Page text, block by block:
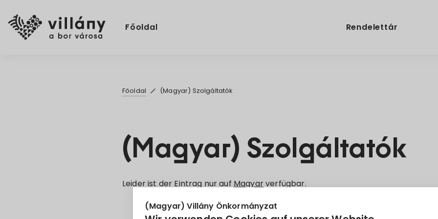
(Magyar) Villány Önkormányzat
Főoldal Rendelettár
Főoldal (Magyar) Szolgáltatók
(Magyar) Szolgáltatók
Leider ist der Eintrag nur auf Magyarverfügbar.